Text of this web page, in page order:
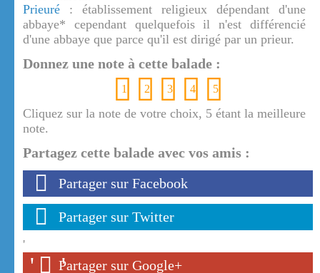
Prieuré : établissement religieux dépendant d'une
abbaye* cependant quelquefois il n'est différencié
d'une abbaye que parce qu'il est dirigé par un prieur.
Donnez une note à cette balade :
1 2 3 4 5
Cliquez sur la note de votre choix, 5 étant la meilleure
note.
Partagez cette balade avec vos amis :
Partager sur Facebook
Partager sur Twitter
'
' '
Partager sur Google+